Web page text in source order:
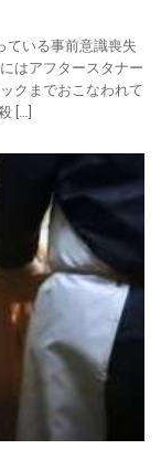
ている事前意識喪失
はアフタースタナー
クまでおこなわれて
[…]